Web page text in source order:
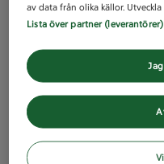
av data från olika källor.
Lista över partner (leverantörer)